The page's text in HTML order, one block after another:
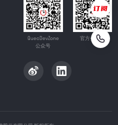
QuecDevZone
公众号
官方公众号